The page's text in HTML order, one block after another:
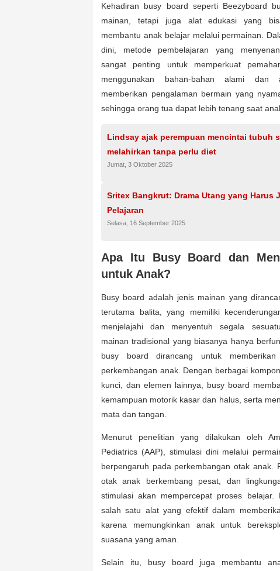
Kehadiran busy board seperti Beezyboard
mainan, tetapi juga alat edukasi yang
membantu anak belajar melalui permainan.
dini, metode pembelajaran yang
sangat penting untuk memperkuat
menggunakan bahan-bahan alami dan
memberikan pengalaman bermain yang
sehingga orang tua dapat lebih tenang saat
Lindsay ajak perempuan mencintai tubuh
melahirkan tanpa perlu diet
Jumat, 3 Oktober 2025
Sritex Bangkrut: Drama Utang yang Harus
Pelajaran
Selasa, 16 September 2025
Apa Itu Busy Board dan
untuk Anak?
Busy board adalah jenis mainan yang
terutama balita, yang memiliki
menjelajahi dan menyentuh segala
mainan tradisional yang biasanya hanya
busy board dirancang untuk memberikan
perkembangan anak. Dengan berbagai
kunci, dan elemen lainnya, busy board
kemampuan motorik kasar dan halus, serta
mata dan tangan.
Menurut penelitian yang dilakukan oleh
Pediatrics (AAP), stimulasi dini melalui
berpengaruh pada perkembangan otak anak.
otak anak berkembang pesat, dan
stimulasi akan mempercepat proses belajar.
salah satu alat yang efektif dalam
karena memungkinkan anak untuk
suasana yang aman.
Selain itu, busy board juga membantu